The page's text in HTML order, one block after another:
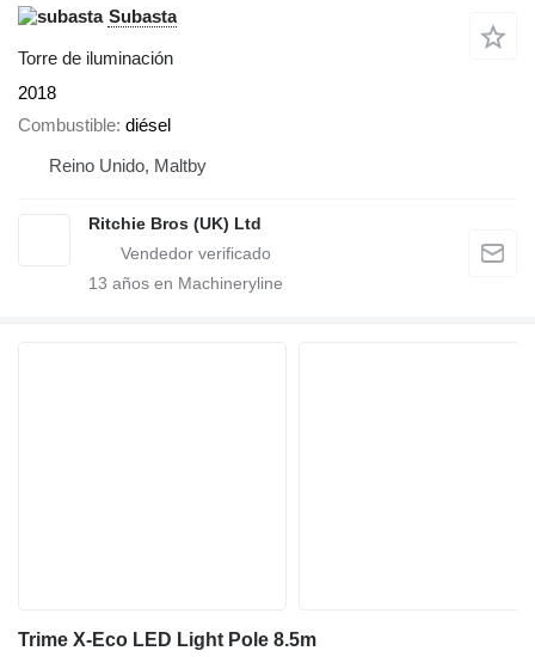
Subasta
Torre de iluminación
2018
Combustible diésel
Reino Unido, Maltby
Ritchie Bros (UK) Ltd
13 años en Machineryline
Trime X-Eco LED Light Pole 8.5m